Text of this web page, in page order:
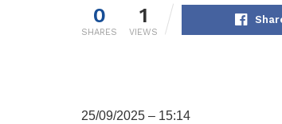
0
SHARES
1
VIEWS
25/09/2025 – 15:14